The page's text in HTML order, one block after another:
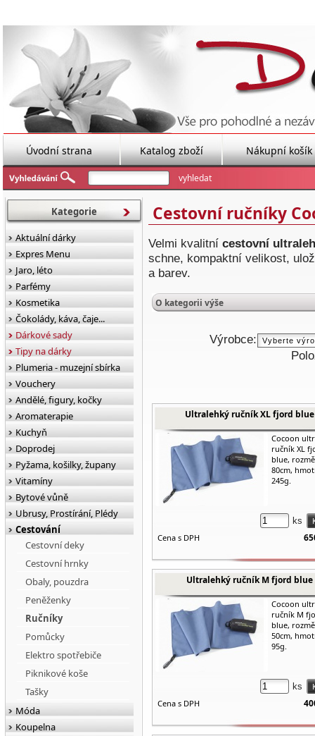
Úvodní strana Katalog zboží Nákupní košík
Cestovní ručníky
Velmi kvalitní cestovní
schne, kompaktní velikost,
a barev.
O kategorii výše
Výrobce:
Ultralehký ručník XL fjord blue
Cocoon
ručník XL
blue,
80cm,
245g.
ks
Cena s DPH
Ultralehký ručník M fjord blue
Cocoon
ručník M
blue,
50cm,
95g.
ks
Cena s DPH
Kategorie
Aktuální dárky
Expres Menu
Jaro, léto
Parfémy
Kosmetika
Čokolády, káva, čaje...
Dárkové sady
Tipy na dárky
Plumeria - muzejní sbírka
Vouchery
Andělé, figury, kočky
Aromaterapie
Kuchyň
Doprodej
Pyžama, košilky, župany
Vitamíny
Bytové vůně
Ubrusy, Prostírání, Plédy
Cestování
Cestovní deky
Cestovní hrnky
Obaly, pouzdra
Peněženky
Ručníky
Pomůcky
Elektro spotřebiče
Piknikové koše
Tašky
Móda
Koupelna